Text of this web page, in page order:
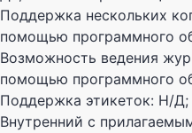
Поддержка нескольких
помощью программного
Возможность ведения
помощью программного
Поддержка этикеток: Н/Д;
Внутренний с